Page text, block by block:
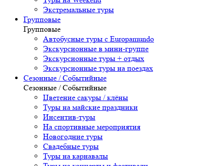
Экстремальные туры
Групповые
Групповые
Автобусные туры с Europamundo
Экскурсионные в мини-группе
Экскурсионные туры + отдых
Экскурсионные туры на поездах
Сезонные / Событийные
Сезонные / Событийные
Цветение сакуры / клёны
Туры на майские праздники
Инсентив-туры
На спортивные мероприятия
Новогодние туры
Свадебные туры
Туры на карнавалы